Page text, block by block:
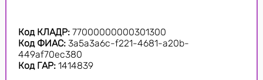
Код КЛАДР:77000000000301300
Код ФИАС:3a5a3a6c-f221-4681-a20b-
449af70ec380
Код ГАР:1414839